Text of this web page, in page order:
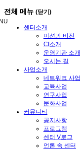
메
뉴
전체 메뉴 (닫기)
센터소개
미션과 비전
CI소개
운영기관 소개
오시는 길
사업소개
네트워크 사업
교육사업
연구사업
문화사업
커뮤니티
공지사항
프로그램
센터 V로그
언론 속 센터